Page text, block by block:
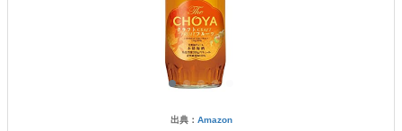
出典： Amazon